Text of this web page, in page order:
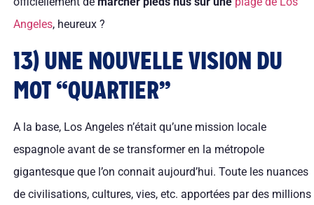
Angeles, heureux ?
13) UNE NOUVELLE VISION DU
MOT “QUARTIER”
A la base, Los Angeles n’était qu’une mission locale
espagnole avant de se transformer en la métropole
gigantesque que l’on connait aujourd’hui. Toute les nuances
de civilisations, cultures, vies, etc. apportées par des millions